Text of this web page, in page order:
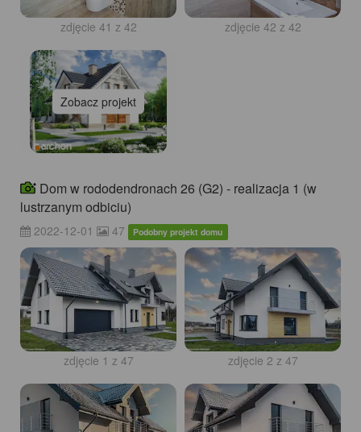
zdjęcie 41 z 42 zdjęcie 42 z 42
Zobacz projekt
Dom w rododendronach 26 (G2) - realizacja 1 (w
lustrzanym odbiciu)
2022-12-01 47 Podobny projekt domu
zdjęcie 1 z 47 zdjęcie 2 z 47